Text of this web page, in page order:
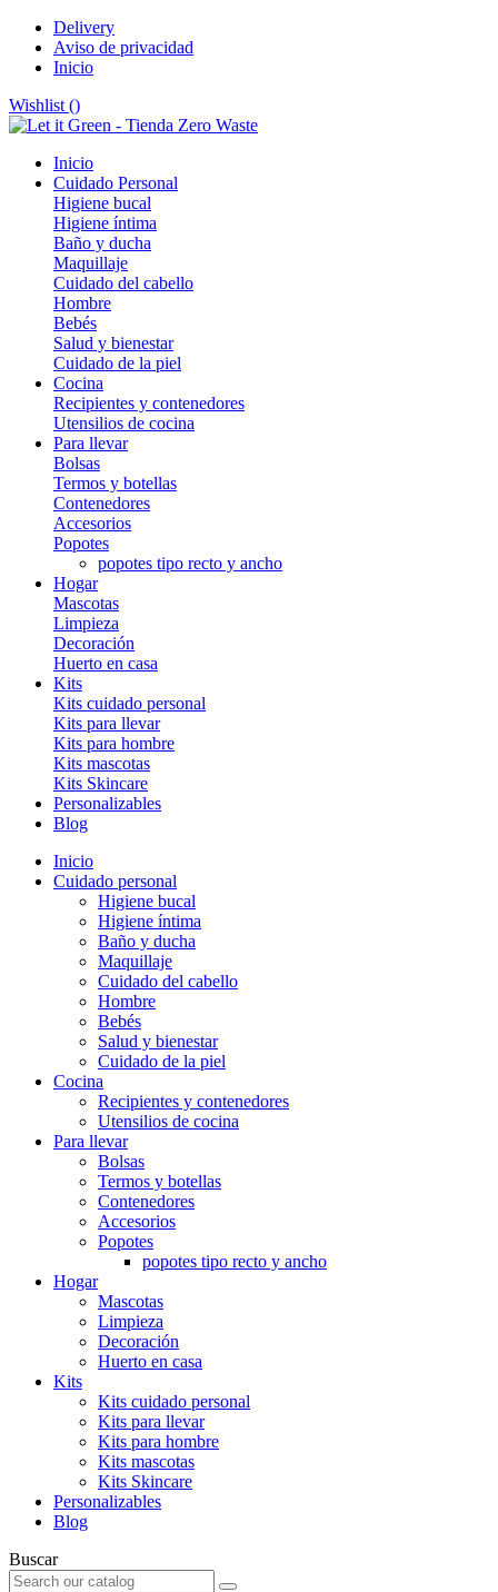
Delivery
Aviso de privacidad
Inicio
Wishlist ()
Inicio
Cuidado Personal
Higiene bucal
Higiene íntima
Baño y ducha
Maquillaje
Cuidado del cabello
Hombre
Bebés
Salud y bienestar
Cuidado de la piel
Cocina
Recipientes y contenedores
Utensilios de cocina
Para llevar
Bolsas
Termos y botellas
Contenedores
Accesorios
Popotes
popotes tipo recto y ancho
Hogar
Mascotas
Limpieza
Decoración
Huerto en casa
Kits
Kits cuidado personal
Kits para llevar
Kits para hombre
Kits mascotas
Kits Skincare
Personalizables
Blog
Inicio
Cuidado personal
Higiene bucal
Higiene íntima
Baño y ducha
Maquillaje
Cuidado del cabello
Hombre
Bebés
Salud y bienestar
Cuidado de la piel
Cocina
Recipientes y contenedores
Utensilios de cocina
Para llevar
Bolsas
Termos y botellas
Contenedores
Accesorios
Popotes
popotes tipo recto y ancho
Hogar
Mascotas
Limpieza
Decoración
Huerto en casa
Kits
Kits cuidado personal
Kits para llevar
Kits para hombre
Kits mascotas
Kits Skincare
Personalizables
Blog
Buscar